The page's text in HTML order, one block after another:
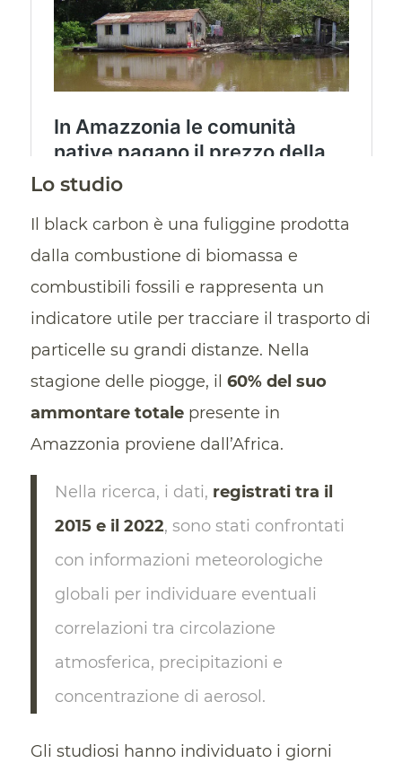
Lo studio
Il black carbon è una fuliggine prodotta
dalla combustione di biomassa e
combustibili fossili e rappresenta un
indicatore utile per tracciare il trasporto di
particelle su grandi distanze. Nella
stagione delle piogge, il 60% del suo
ammontare totalepresente in
Amazzonia proviene dall’Africa.
Nella ricerca, i dati, registrati tra il
2015 e il 2022, sono stati confrontati
con informazioni meteorologiche
globali per individuare eventuali
correlazioni tra circolazione
atmosferica, precipitazioni e
concentrazione di aerosol.
Gli studiosi hanno individuato i giorni